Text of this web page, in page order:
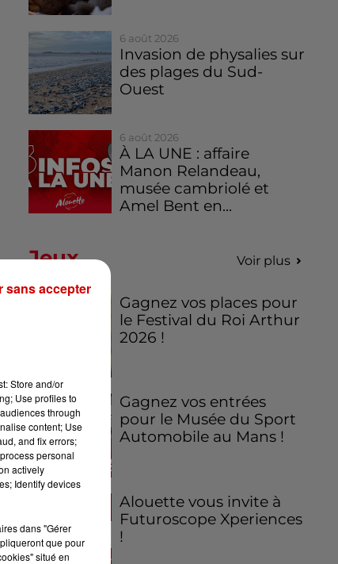
6 août 2026
Invasion de physalies sur
des plages du Sud-
Ouest
6 août 2026
À LA UNE : affaire
Manon Relandeau,
musée cambriolé et
Amel Bent en...
Jeux Voir plus
Gagnez vos places pour
le Festival du Roi Arthur
2026 !
Gagnez vos entrées
pour le Musée du Sport
Automobile au Mans !
Alouette vous invite à
Futuroscope Xperiences
!
Store and/or
Use profiles to
through
content; Use
and fix errors;
personal
actively
Identify devices
dans "Gérer
que pour
situé en
sans accepter